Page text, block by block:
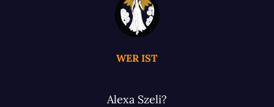
WER IST
Alexa Szeli?